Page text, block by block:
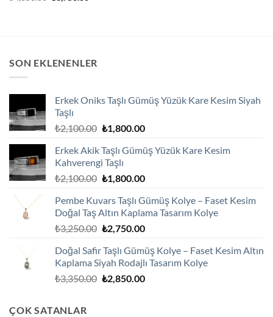
fiyat:
SON EKLENENLER
Erkek Oniks Taşlı Gümüş Yüzük Kare Kesim Siyah
Taşlı
₺2,100.00 Orijinal
₺2,100.00.
₺1,800.00Şu
fiyat:
Erkek Akik Taşlı Gümüş Yüzük Kare Kesim
Kahverengi Taşlı
₺2,100.00 Orijinal
₺2,100.00.
₺1,800.00Şu
fiyat:
₺1,800.00.
Pembe Kuvars Taşlı Gümüş Kolye – Faset Kesim
Doğal Taş Altın Kaplama Tasarım Kolye
₺3,250.00 Orijinal
₺3,250.00.
₺2,750.00Şu
fiyat:
₺2,750.00.
Doğal Safir Taşlı Gümüş Kolye – Faset Kesim Altın
Kaplama Siyah Rodajlı Tasarım Kolye
₺3,350.00 Orijinal
₺2,850.00Şu
ÇOK SATANLAR